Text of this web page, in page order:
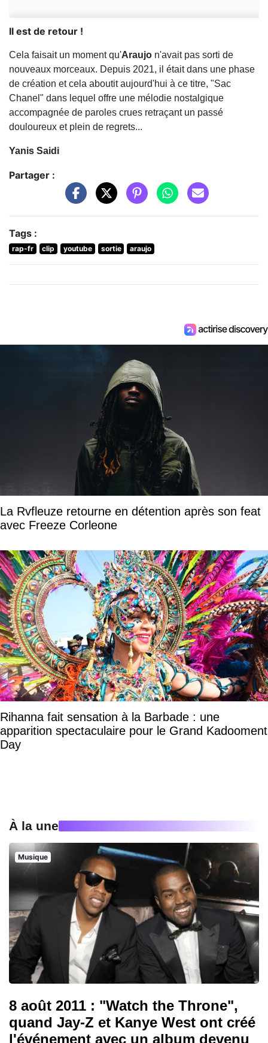
Il est de retour !
Cela faisait un moment qu'Araujo n'avait pas sorti de
nouveaux morceaux. Depuis 2021, il était dans une phase
de création et cela aboutit aujourd'hui à ce titre, "Sac
Chanel" dans lequel offre une mélodie nostalgique
accompagnée de paroles crues retraçant un passé
douloureux et plein de regrets...
Yanis Saidi
Partager :
Tags :
rap-fr clip youtube sortie araujo
La Rvfleuze retourne en détention après son feat
avec Freeze Corleone
Rihanna fait sensation à la Barbade : une
apparition spectaculaire pour le Grand Kadooment
Day
À la une
Musique
8 août 2011 : "Watch the Throne",
quand Jay-Z et Kanye West ont créé
l'événement avec un album devenu